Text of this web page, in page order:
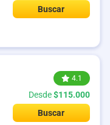
Buscar
4.1
Desde$115.000
Buscar